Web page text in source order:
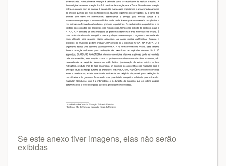
Se este anexo tiver imagens, elas não serão
exibidas